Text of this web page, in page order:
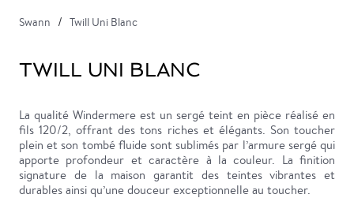
Swann Twill Uni Blanc
TWILL UNI BLANC
La qualité Windermere est un sergé teint en pièce réalisé en
fils 120/2, offrant des tons riches et élégants. Son toucher
plein et son tombé fluide sont sublimés par l’armure sergé qui
apporte profondeur et caractère à la couleur. La finition
signature de la maison garantit des teintes vibrantes et
durables ainsi qu’une douceur exceptionnelle au toucher.